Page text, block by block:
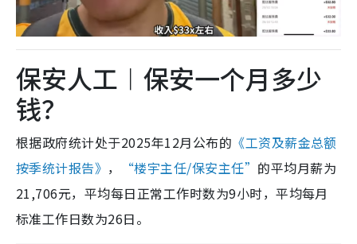
保安人工︱保安一个月多少
钱？
根据政府统计处于2025年12月公布的 《工资及薪金总额
按季统计报告》 ， “楼宇主任/保安主任” 的平均月薪为
21,706元，平均每日正常工作时数为9小时，平均每月
标准工作日数为26日。